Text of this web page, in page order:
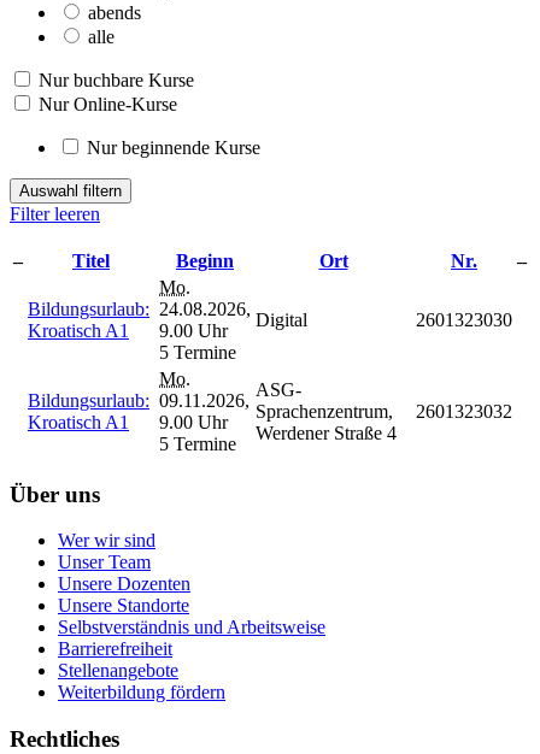
abends
alle
Nur buchbare Kurse
Nur Online-Kurse
Nur beginnende Kurse
Auswahl filtern
Filter leeren
– Titel Beginn Ort Nr. –
Bildungsurlaub:
Kroatisch A1
Mo.
24.08.2026,
9.00 Uhr
5 Termine
Digital 2601323030
Bildungsurlaub:
Kroatisch A1
Mo.
09.11.2026,
9.00 Uhr
5 Termine
ASG-
Sprachenzentrum,
Werdener Straße 4
2601323032
Über uns
Wer wir sind
Unser Team
Unsere Dozenten
Unsere Standorte
Selbstverständnis und Arbeitsweise
Barrierefreiheit
Stellenangebote
Weiterbildung fördern
Rechtliches